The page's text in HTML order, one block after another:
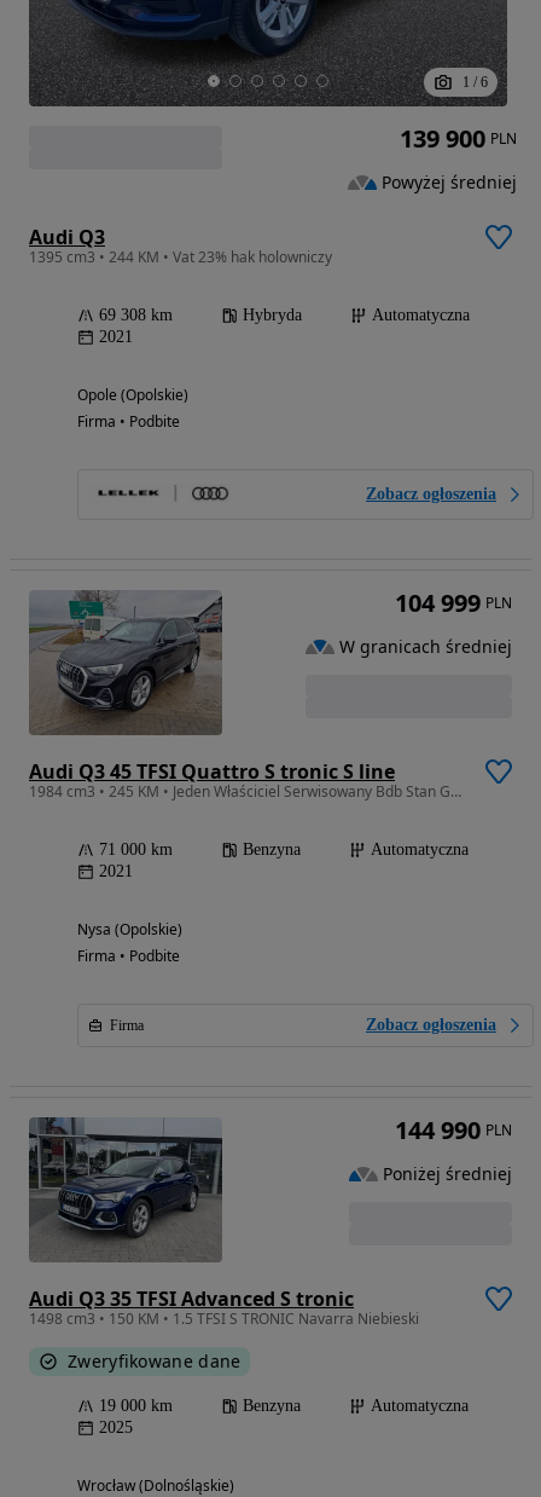
1 / 6
Audi Q3
1395 cm3 • 244 KM • Vat 23% hak holowniczy
69 308 km Hybryda
Automatyczna
2021
Opole (Opolskie)
Firma • Podbite
Zobacz ogłoszenia
139 900 PLN
Powyżej średniej
Audi Q3 45 TFSI Quattro S tronic S line
1984 cm3 • 245 KM • Jeden Właściciel Serwisowany Bdb Stan Gotowy Do Jazdy Okazja Cenowa
71 000 km Benzyna
Automatyczna
2021
Nysa (Opolskie)
Firma • Podbite
Firma Zobacz ogłoszenia
104 999 PLN
W granicach średniej
Audi Q3 35 TFSI Advanced S tronic
1498 cm3 • 150 KM • 1.5 TFSI S TRONIC Navarra Niebieski
Zweryfikowane dane
19 000 km Benzyna
Automatyczna
2025
Wrocław (Dolnośląskie)
144 990 PLN
Poniżej średniej